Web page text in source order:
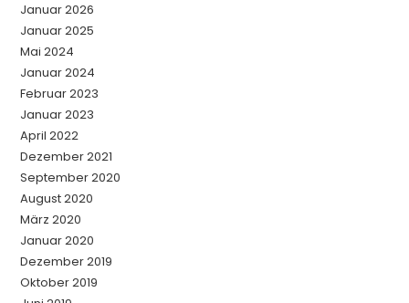
Januar 2026
Januar 2025
Mai 2024
Januar 2024
Februar 2023
Januar 2023
April 2022
Dezember 2021
September 2020
August 2020
März 2020
Januar 2020
Dezember 2019
Oktober 2019